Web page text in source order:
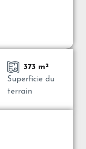
373 m²
Superficie du
terrain